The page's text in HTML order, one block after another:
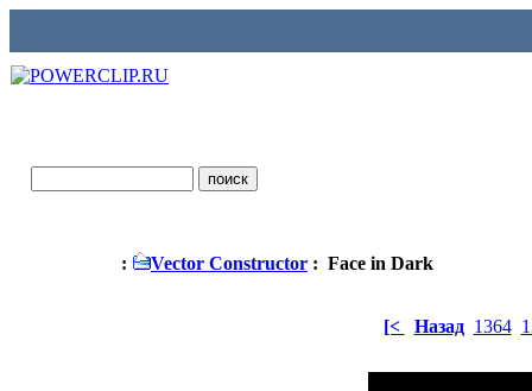
: Vector Constructor : Face in Dark
[< Назад 1364